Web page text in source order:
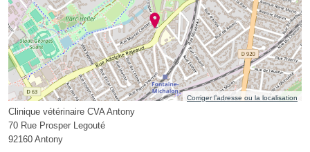
Corriger l’adresse ou la localisation
Clinique vétérinaire CVA Antony
70 Rue Prosper Legouté
92160 Antony